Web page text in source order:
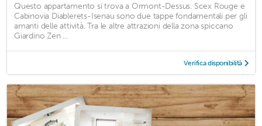
Questo appartamento si trova a Ormont-Dessus. Scex Rouge e
Cabinovia Diablerets-Isenau sono due tappe fondamentali per gli
amanti delle attività. Tra le altre attrazioni della zona spiccano
Giardino Zen ...
Verifica disponibilità